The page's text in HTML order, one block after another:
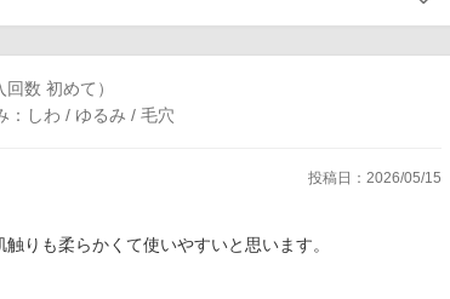
数 初めて）
しわ / ゆるみ / 毛穴
投稿日：2026/05/15
りも柔らかくて使いやすいと思います。